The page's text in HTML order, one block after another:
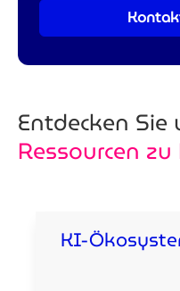
Entdecken Sie
Ressourcen
KI-